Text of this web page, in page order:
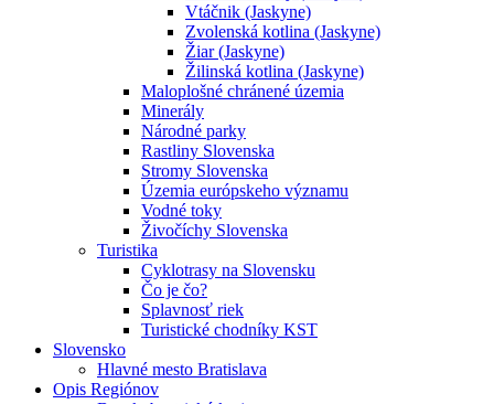
Vtáčnik (Jaskyne)
Zvolenská kotlina (Jaskyne)
Žiar (Jaskyne)
Žilinská kotlina (Jaskyne)
Maloplošné chránené územia
Minerály
Národné parky
Rastliny Slovenska
Stromy Slovenska
Územia európskeho významu
Vodné toky
Živočíchy Slovenska
Turistika
Cyklotrasy na Slovensku
Čo je čo?
Splavnosť riek
Turistické chodníky KST
Slovensko
Hlavné mesto Bratislava
Opis Regiónov